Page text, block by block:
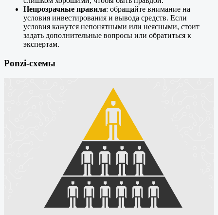
Непрозрачные правила: обращайте внимание на
условия инвестирования и вывода средств. Если
условия кажутся непонятными или неясными, стоит
задать дополнительные вопросы или обратиться к
экспертам.
Ponzi-схемы